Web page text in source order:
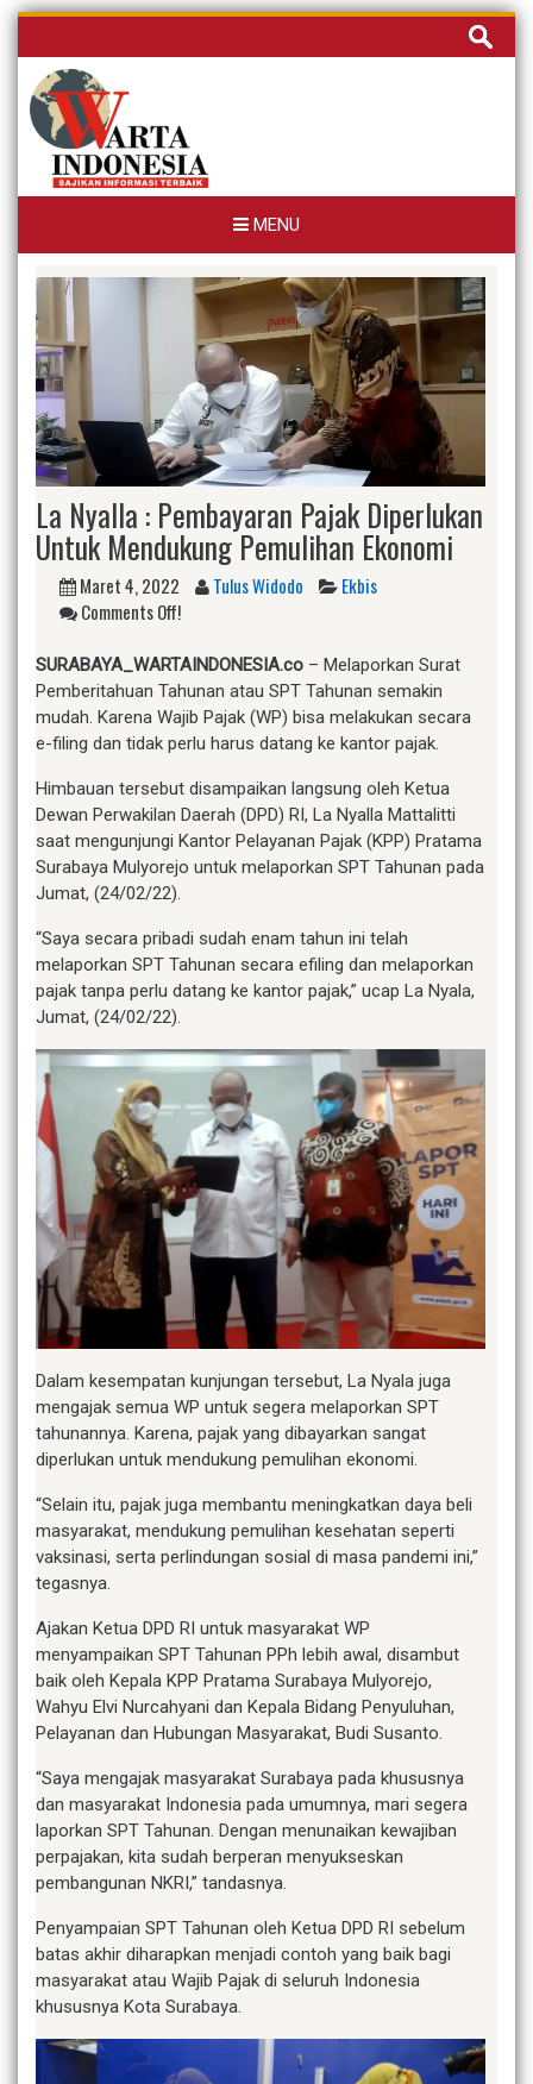
Skip
content
Cari
untuk:
MENU
La Nyalla : Pembayaran Pajak Diperlukan
Untuk Mendukung Pemulihan Ekonomi
Maret 4, 2022 Tulus Widodo
Ekbis
Comments Off!
SURABAYA_WARTAINDONESIA.co – Melaporkan Surat
Pemberitahuan Tahunan atau SPT Tahunan semakin
mudah. Karena Wajib Pajak (WP) bisa melakukan secara
e-filing dan tidak perlu harus datang ke kantor pajak.
Himbauan tersebut disampaikan langsung oleh Ketua
Dewan Perwakilan Daerah (DPD) RI, La Nyalla Mattalitti
saat mengunjungi Kantor Pelayanan Pajak (KPP) Pratama
Surabaya Mulyorejo untuk melaporkan SPT Tahunan pada
Jumat, (24/02/22).
“Saya secara pribadi sudah enam tahun ini telah
melaporkan SPT Tahunan secara efiling dan melaporkan
pajak tanpa perlu datang ke kantor pajak,” ucap La Nyala,
Jumat, (24/02/22).
Dalam kesempatan kunjungan tersebut, La Nyala juga
mengajak semua WP untuk segera melaporkan SPT
tahunannya. Karena, pajak yang dibayarkan sangat
diperlukan untuk mendukung pemulihan ekonomi.
“Selain itu, pajak juga membantu meningkatkan daya beli
masyarakat, mendukung pemulihan kesehatan seperti
vaksinasi, serta perlindungan sosial di masa pandemi ini,”
tegasnya.
Ajakan Ketua DPD RI untuk masyarakat WP
menyampaikan SPT Tahunan PPh lebih awal, disambut
baik oleh Kepala KPP Pratama Surabaya Mulyorejo,
Wahyu Elvi Nurcahyani dan Kepala Bidang Penyuluhan,
Pelayanan dan Hubungan Masyarakat, Budi Susanto.
“Saya mengajak masyarakat Surabaya pada khususnya
dan masyarakat Indonesia pada umumnya, mari segera
laporkan SPT Tahunan. Dengan menunaikan kewajiban
perpajakan, kita sudah berperan menyukseskan
pembangunan NKRI,” tandasnya.
Penyampaian SPT Tahunan oleh Ketua DPD RI sebelum
batas akhir diharapkan menjadi contoh yang baik bagi
masyarakat atau Wajib Pajak di seluruh Indonesia
khususnya Kota Surabaya.